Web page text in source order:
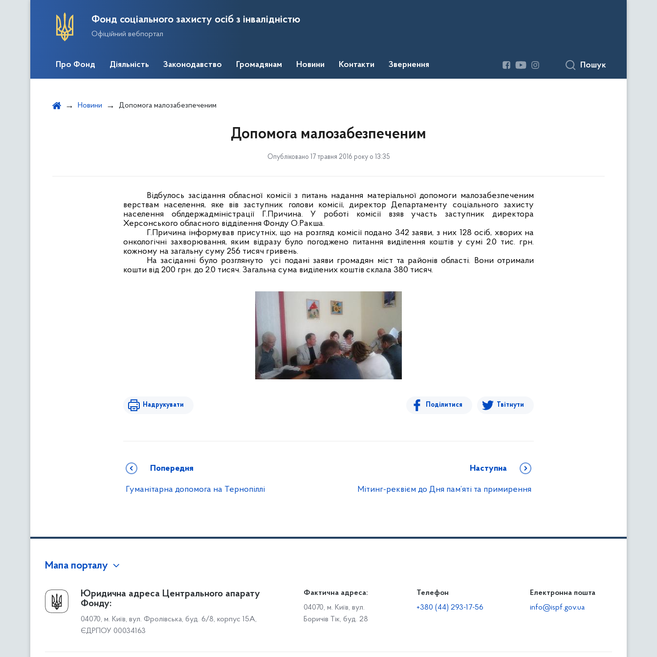
Фонд соціального захисту осіб з інвалідністю
Офіційний вебпортал
Про Фонд Діяльність Законодавство Громадянам Новини Контакти Звернення Пошук
Новини Допомога малозабезпеченим
Допомога малозабезпеченим
Опубліковано 17 травня 2016 року о 13:35
Відбулось засідання обласної комісії з питань надання матеріальної допомоги малозабезпеченим
верствам населення, яке вів заступник голови комісії, директор Департаменту соціального захисту
населення облдержадміністрації Г.Причина. У роботі комісії взяв участь заступник директора
Херсонського обласного відділення Фонду О.Ракша.
Г.Причина інформував присутніх, що на розгляд комісії подано 342 заяви, з них 128 осіб, хворих на
онкологічні захворювання, яким відразу було погоджено питання виділення коштів у сумі 2.0 тис. грн.
кожному на загальну суму 256 тисяч гривень.
На засіданні було розглянуто
усі подані заяви громадян міст та районів області. Вони отримали
кошти від 200 грн. до 2.0 тисяч. Загальна сума виділених коштів склала 380 тисяч.
Надрукувати Поділитися Твітнути
Попередня
Гуманітарна допомога на Тернопіллі
Наступна
Мітинг-реквієм до Дня пам’яті та примирення
Мапа порталу
Про Фонд
Керівництво
Структура Фонду
Територіальні відділення
Громадянам
Доступ до публічної інформації
Звіти щодо роботи із запитами на отримання публічної
Діяльність
Роботодавцям
Юридична адреса Центрального апарату
Фонду:
04070, м. Київ, вул. Фролівська, буд. 6/8, корпус 15А,
ЄДРПОУ 00034163
Фактична адреса:
04070, м. Київ, вул.
Боричів Тік, буд. 28
Телефон
+380 (44) 293-17-56
Електронна пошта
info@ispf.gov.ua